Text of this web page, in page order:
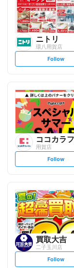
ニトリ
環八用賀店
s
t
l
o
w
Follow
用賀店
s
t
l
o
w
Follow
買取大吉
二子玉川店
s
Follow